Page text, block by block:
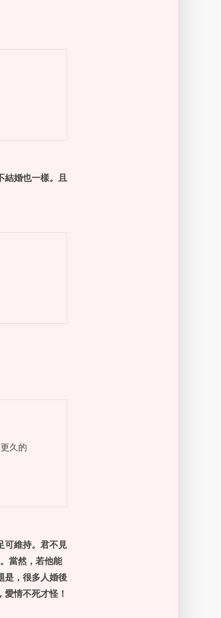
結婚也一樣。且
久的
可維持。君不見
。當然，若他能
是，很多人婚後
情不死才怪！